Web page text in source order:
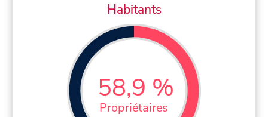
Habitants
58,9 %
Propriétaires